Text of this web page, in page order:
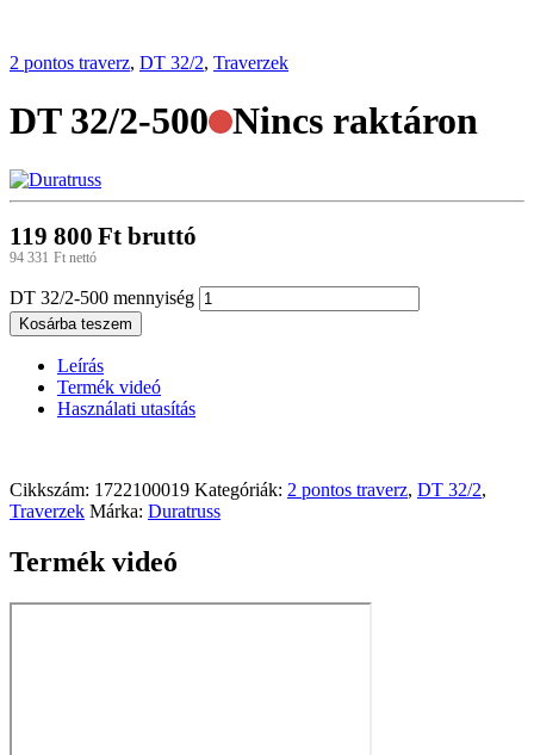
2 pontos traverz, DT 32/2, Traverzek
DT 32/2-500 Nincs raktáron
119 800 Ft bruttó
94 331 Ft nettó
DT 32/2-500 mennyiség
Kosárba teszem
Leírás
Termék videó
Használati utasítás
Cikkszám: 1722100019 Kategóriák: 2 pontos traverz, DT 32/2,
Traverzek Márka: Duratruss
Termék videó